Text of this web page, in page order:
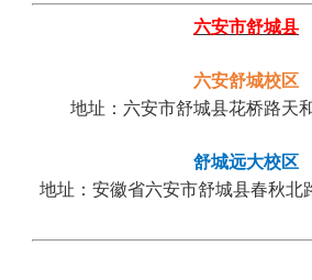
六安市舒城县
六安舒城校区
地址：六安市舒城县花桥路天
舒城远大校区
地址： 安徽省六安市舒城县春秋北